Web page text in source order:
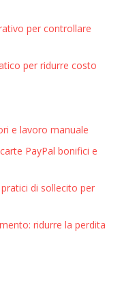
per controllare
per ridurre costo
e lavoro manuale
PayPal bonifici e
di sollecito per
ridurre la perdita